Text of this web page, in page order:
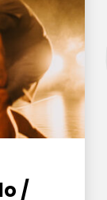
/